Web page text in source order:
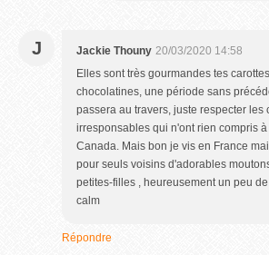
J Jackie Thouny 20/03/2020 14:58
Elles sont très gourmandes tes
chocolatines, une période sans
passera au travers, juste respecter
irresponsables qui n'ont rien compris
Canada. Mais bon je vis en France
pour seuls voisins d'adorables
petites-filles , heureusement un peu
calm
Répondre